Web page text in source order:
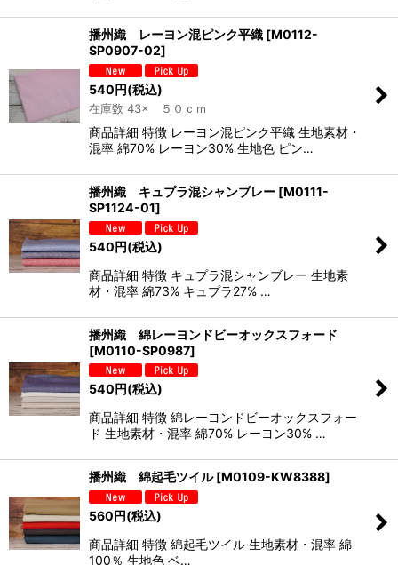
播州織 レーヨン混ピンク平織 [M0112-
SP0907-02]
540円(税込)
在庫数 43× ５０ｃｍ
商品詳細 特徴 レーヨン混ピンク平織 生地素材・
混率 綿70% レーヨン30% 生地色 ピン…
播州織 キュプラ混シャンブレー [M0111-
SP1124-01]
540円(税込)
商品詳細 特徴 キュプラ混シャンブレー 生地素
材・混率 綿73% キュプラ27% …
播州織 綿レーヨンドビーオックスフォード
[M0110-SP0987]
540円(税込)
商品詳細 特徴 綿レーヨンドビーオックスフォー
ド 生地素材・混率 綿70% レーヨン30% …
播州織 綿起毛ツイル [M0109-KW8388]
560円(税込)
商品詳細 特徴 綿起毛ツイル 生地素材・混率 綿
100％ 生地色 ベ…